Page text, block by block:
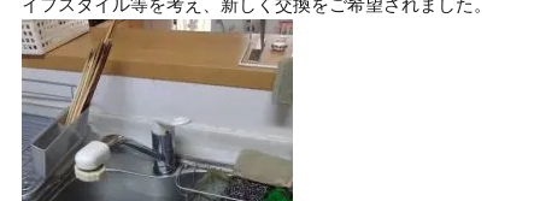
イフスタイル等を考え、新しく交換をご希望されました。